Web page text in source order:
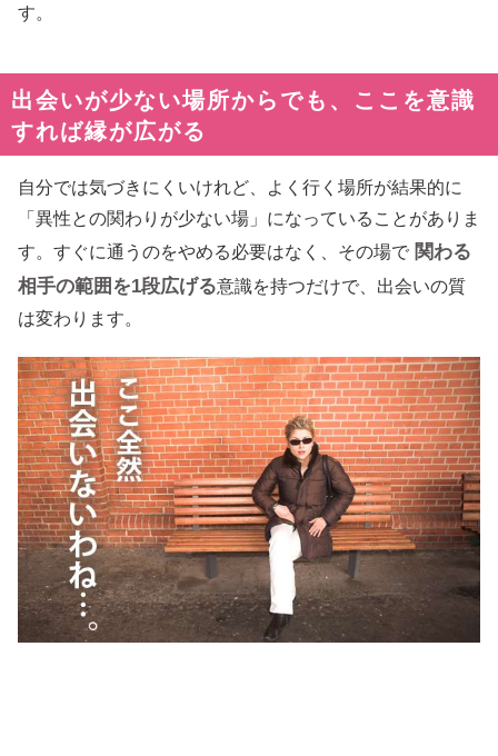
す。
出会いが少ない場所からでも、ここを意識
すれば縁が広がる
自分では気づきにくいけれど、よく行く場所が結果的に
「異性との関わりが少ない場」になっていることがありま
す。すぐに通うのをやめる必要はなく、その場で 関わる
相手の範囲を1段広げる意識を持つだけで、出会いの質
は変わります。